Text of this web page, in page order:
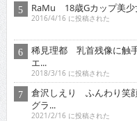
RaMu 18歳Gカップ美少
2016/4/16 に投稿された
稀見理都 乳首残像に触
エ...
2018/3/16 に投稿された
倉沢しえり ふんわり笑
グラ...
2021/2/16 に投稿された